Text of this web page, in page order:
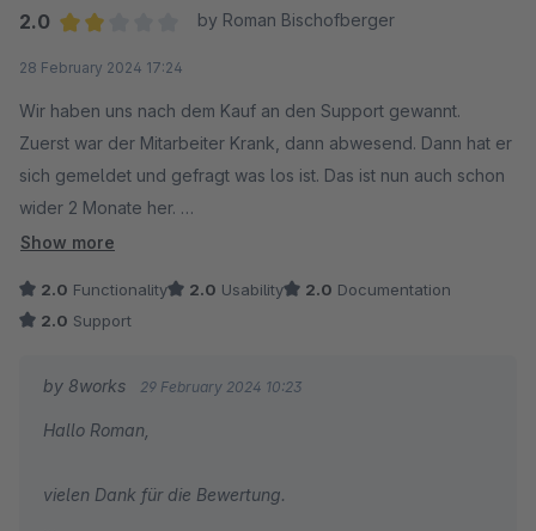
errechnet automatisch den Wert, von Warenkorb Wert,
wurde. Was unser Plugin kann: - Plugin Einstellung =
200€ - Warenkorbwert = 150€, 170€, 200€ -
Mindermengenzuschlag = 50€, 30€, 0€ Was unser
Plugin nicht kann: - Aufpreis = +10€ - Warenkorbwert =
60€, 90€, 111€ - Gesamtwert = 70€, 100€, 121€
für den Support geben? Wir hatten keinen Kontakt..
Ebenso bei Dokumentation.
Trotzdem vielen Dank für das Feedback ;)
2.0
by Roman Bischofberger
28 February 2024 17:24
Wir haben uns nach dem Kauf an den Support gewannt.
Zuerst war der Mitarbeiter Krank, dann abwesend. Dann hat er
sich gemeldet und gefragt was los ist. Das ist nun auch schon
wider 2 Monate her.
sicher noch Luft nach oben.
Show more
2.0 Functionality 2.0 Usability 2.0 Documentation
2.0 Support
by 8works 29 February 2024 10:23
Hallo Roman,
vielen Dank für die Bewertung.